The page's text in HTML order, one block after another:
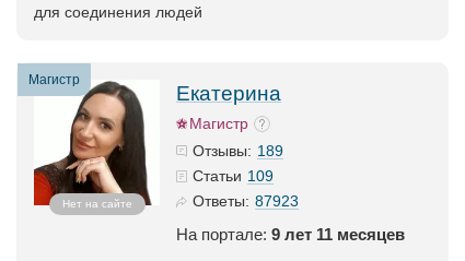
для соединения людей
Магистр
Нет на сайте
Екатерина
Магистр
Отзывы: 189
Статьи 109
Ответы: 87923
На портале: 9 лет 11 месяцев